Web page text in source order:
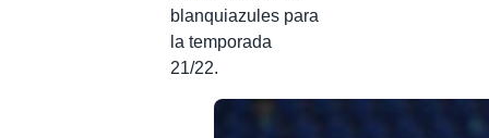
blanquiazules para
la temporada
21/22.